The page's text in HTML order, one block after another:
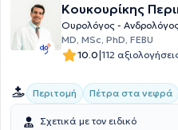
Κουκουρίκης
Ουρολόγος -
MD, MSc, PhD, FEBU
10.0|112
Περιτομή Πέτρα στα νεφρά
Σχετικά με τον ειδικό